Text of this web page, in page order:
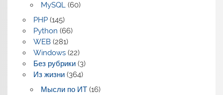
MySQL(60)
PHP(145)
Python (66)
WEB(281)
Windows(22)
Без рубрики(3)
Из жизни(364)
Мысли по ИТ(16)